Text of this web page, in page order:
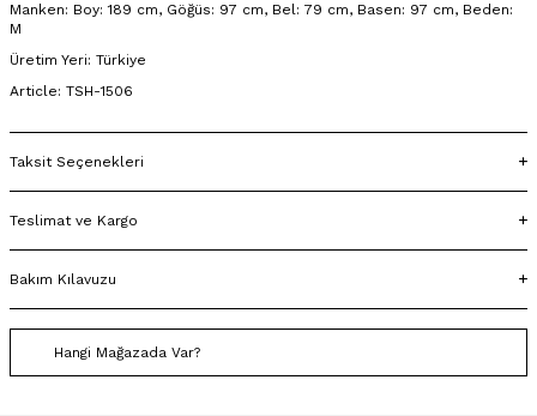
Manken: Boy: 189 cm, Göğüs: 97 cm, Bel: 79 cm, Basen: 97 cm, Beden:
M
Üretim Yeri: Türkiye
Article: TSH-1506
Taksit Seçenekleri
Teslimat ve Kargo
Bakım Kılavuzu
Hangi Mağazada Var?